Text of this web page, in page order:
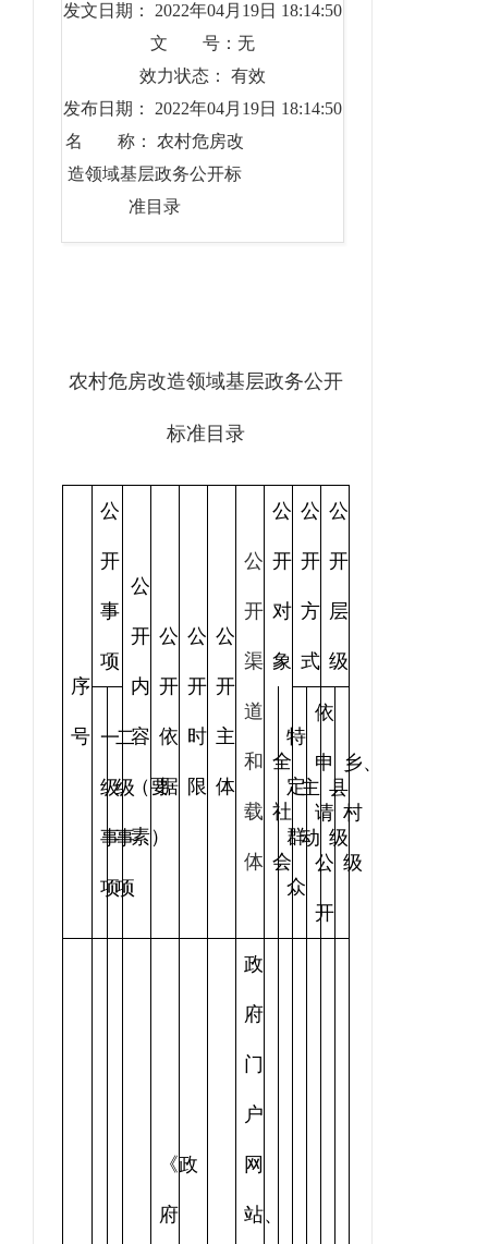
发文日期： 2022年04月19日 18:14:50
文 号：无
效力状态： 有效
发布日期： 2022年04月19日 18:14:50
名 称： 农村危房改
造领域基层政务公开标
准目录
农村危房改造领域基层政务公开
标准目录
序
号
公
开
事
项
公
开
内
容
（要
素）
公
开
依
据
公
开
时
限
公
开
主
体
公
开
渠
道
和
载
体
公
开
对
象
公
开
方
式
公
开
层
级
一
级
事
项
二
级
事
项
全
社
会
特
定
群
众
主
动
依
申
请
公
开
县
级
乡、
村
级
《政
府
政
府
门
户
网
站、